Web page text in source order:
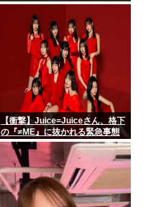
www
【衝撃】Juice=Juiceさん、格下
の『≠ME』に抜かれる緊急事態
ｗｗｗｗｗｗｗｗｗｗｗｗ